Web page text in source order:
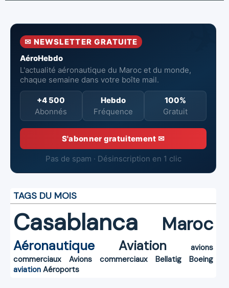
Boeing 787
l’Aéroport
Mohammed V
✉ NEWSLETTER GRATUITE
AéroHebdo
L'actualité aéronautique du Maroc et du monde,
chaque semaine dans votre boîte mail.
+4 500
Abonnés
Hebdo
Fréquence
100%
Gratuit
S'abonner gratuitement ✉
Pas de spam · Désinscription en 1 clic
TAGS DU MOIS
Casablanca Maroc
Aéronautique Aviation
avions
commerciaux
Avions commerciaux Bellatig
Boeing
aviation Aéroports